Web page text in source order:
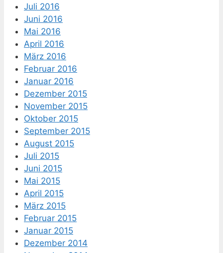
Juli 2016
Juni 2016
Mai 2016
April 2016
März 2016
Februar 2016
Januar 2016
Dezember 2015
November 2015
Oktober 2015
September 2015
August 2015
Juli 2015
Juni 2015
Mai 2015
April 2015
März 2015
Februar 2015
Januar 2015
Dezember 2014